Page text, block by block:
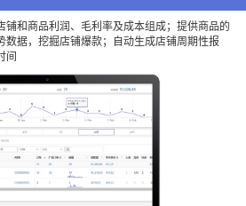
铺和商品利润、毛利率及成本组成；提供商品的
数据，挖掘店铺爆款；自动生成店铺周期性报
间